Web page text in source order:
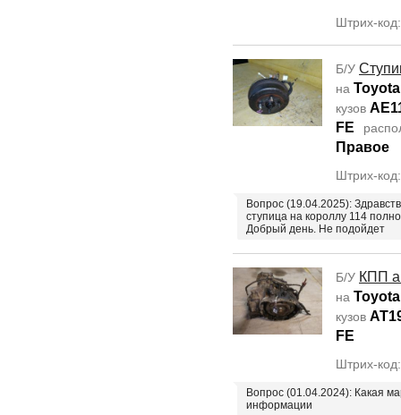
Штрих-
Б/У
на
кузов
FE
Правое
Штрих-
Вопрос (19.04.2025):
ступица на короллу 114
Добрый день. Не подойдет
Б/У КПП
на
кузов
FE
Штрих-
Вопрос (01.04.2024): Какая
информации